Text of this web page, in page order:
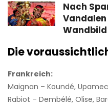
Nach
Wandbild
Die
Frankreich:
Maignan – Koundé,
Rabiot – Dembélé, Olise,